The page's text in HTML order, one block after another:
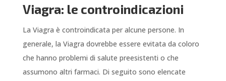
Viagra: le controindicazioni
La Viagra è controindicata per alcune persone. In
generale, la Viagra dovrebbe essere evitata da coloro
che hanno problemi di salute preesistenti o che
assumono altri farmaci. Di seguito sono elencate